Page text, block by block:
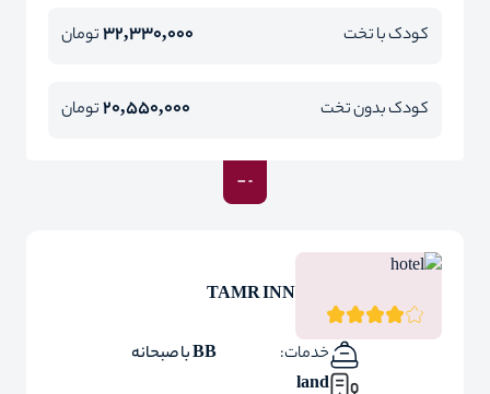
کودک با تخت 32,330,000تومان
کودک بدون تخت 20,550,000تومان
TAMR INN
خدمات:
BB با صبحانه
land